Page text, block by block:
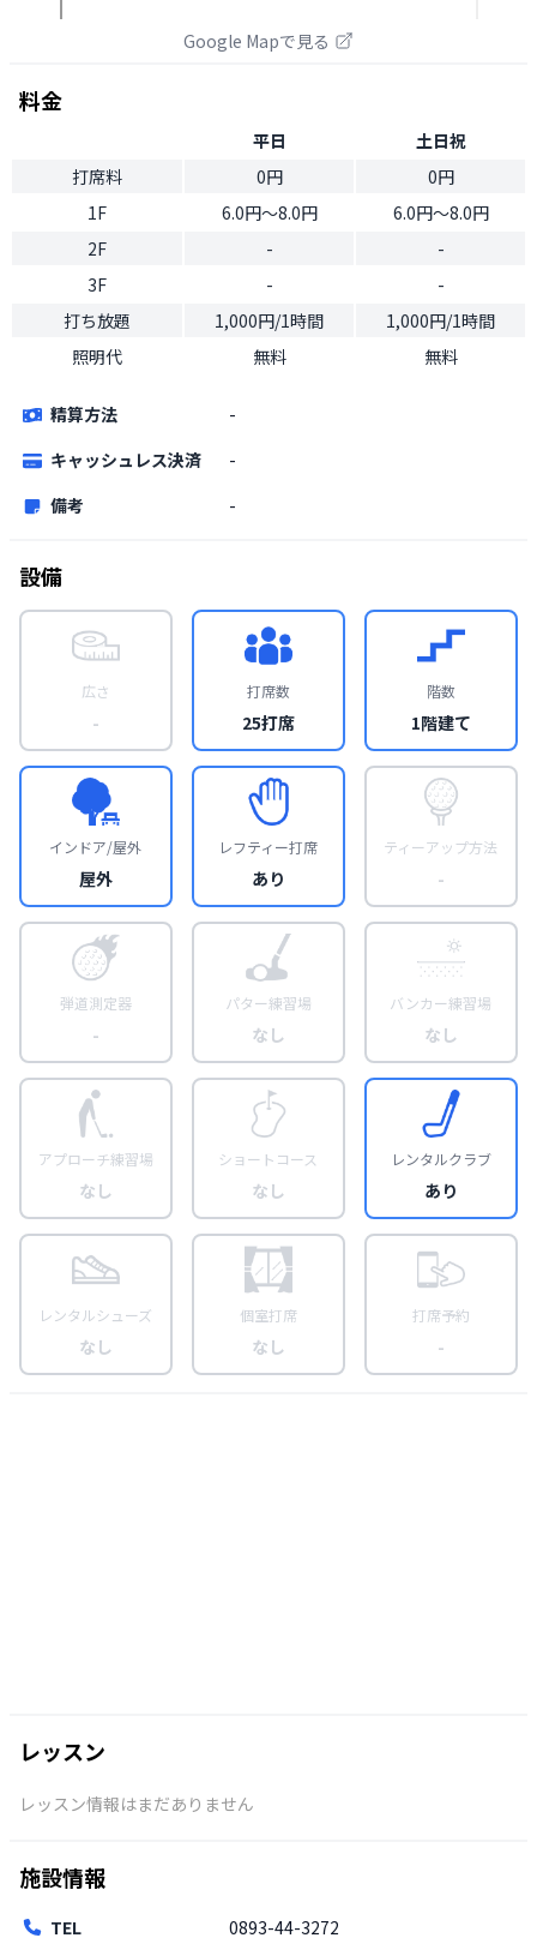
Google Mapで見る
料金
平日
土日祝
打席料
0円
0円
1F
6.0円〜8.0円
6.0円〜8.0円
2F
-
-
3F
-
-
打ち放題
1,000円/1時間
1,000円/1時間
照明代
無料 無料
精算方法
-
キャッシュレス決済
-
備考
-
設備
広さ
-
打席数
25打席
階数
1階建て
インドア/屋外
屋外
レフティー打席
あり
ティーアップ方法
-
弾道測定器
-
パター練習場
なし
バンカー練習場
なし
アプローチ練習場
なし
ショートコース
なし
レンタルクラブ
あり
レンタルシューズ
なし
個室打席
なし
打席予約
-
レッスン
レッスン情報はまだありません
施設情報
TEL 0893-44-3272